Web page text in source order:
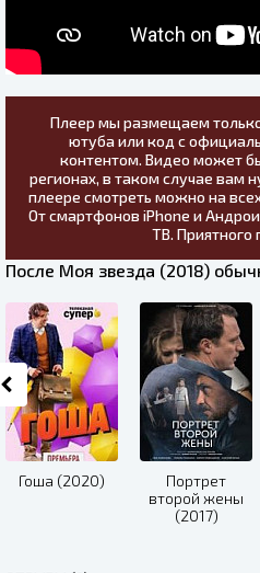
Плеер мы размещаем
ютуба или код с
контентом. Видео может
регионах, в таком случае вам
плеере смотреть можно на
От смартфонов iPhone и
ТВ. Приятного
После Моя звезда (2018)
Гоша (2020)
Портрет
второй жены
(2017)